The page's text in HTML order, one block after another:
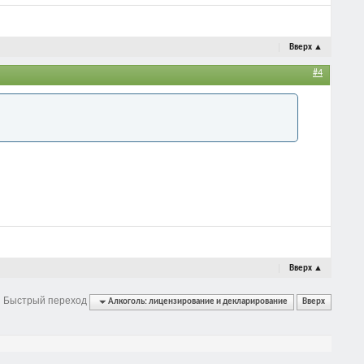
Вверх ▲
#4
Вверх ▲
Быстрый переход Алкоголь: лицензирование и декларирование Вверх